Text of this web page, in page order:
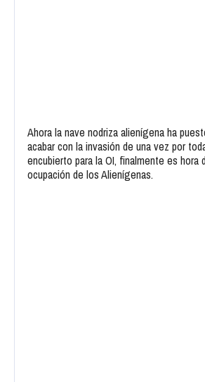
Ahora la nave nodriza alienígena ha
acabar con la invasión de una vez por
encubierto para la OI, finalmente es
ocupación de los Alienígenas.